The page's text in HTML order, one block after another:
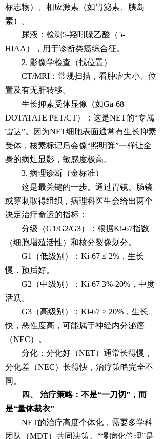
标志物）、相应激素（如胃泌素、胰岛
素）。
尿液：检测5-羟吲哚乙酸（5-
HIAA），用于诊断类癌综合征。
2. 影像学检查（找位置）
CT/MRI：常规扫描，看肿瘤大小、位
置及有无肝转移。
生长抑素受体显像（如Ga-68
DOTATATE PET/CT）：这是NET的“专属
雷达”。因为NET细胞表面通常有生长抑素
受体，核素标记后会像“照明弹”一样让全
身的病灶显影，敏感度极高。
3. 病理诊断（金标准）
这是最关键的一步。通过胃镜、肠镜
或穿刺取得组织，病理科医生会给出两个
决定治疗命运的指标：
分级（G1/G2/G3）：根据Ki-67指数
（细胞增殖活性）和核分裂像划分。
G1（低级别）：Ki-67 ≤ 2%，生长
慢，预后好。
G2（中级别）：Ki-67 3%-20%，中度
活跃。
G3（高级别）：Ki-67 > 20%，生长
快，恶性度高，可能属于神经内分泌癌
（NEC）。
分化：分化好（NET）通常长得慢，
分化差（NEC）长得快，治疗策略完全不
同。
四、 治疗策略：不是“一刀切”，而
是“量体裁衣”
NET的治疗高度个体化，需要多学科
团队（MDT）共同决策。“慢病化管理”是